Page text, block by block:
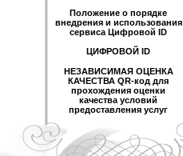
Положение о порядке
внедрения и использования
сервиса Цифровой ID
ЦИФРОВОЙ ID
НЕЗАВИСИМАЯ ОЦЕНКА
КАЧЕСТВА QR-код для
прохождения оценки
качества условий
предоставления услуг